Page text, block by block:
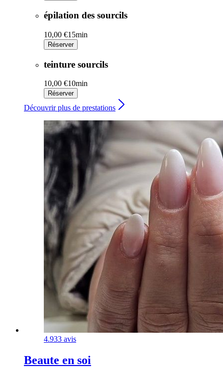
épilation des sourcils
10,00 €15min
Réserver
teinture sourcils
10,00 €10min
Réserver
Découvrir plus de prestations
4.933 avis
Beaute en soi